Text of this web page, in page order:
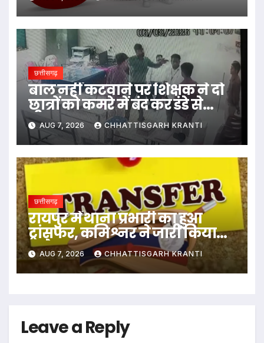
ऑपरेटर के ही 400 पद…
छत्तीसगढ़
बाल नहीं कटवाने पर शिक्षक ने दो
छात्रों को कमरे में बंद कर डंडे से
पीटा…
AUG 7, 2026 CHHATTISGARH KRANTI
छत्तीसगढ़
रायपुर में थाना प्रभारी का हुआ
ट्रांसफर, कमिश्नर ने जारी किया
आदेश
AUG 7, 2026 CHHATTISGARH KRANTI
Leave a Reply